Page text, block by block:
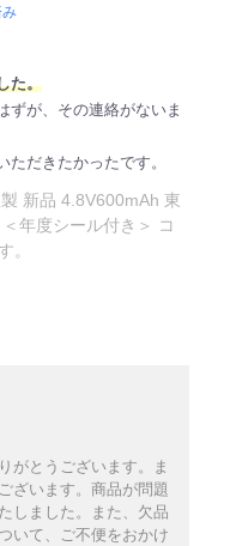
た。
ずが、その連絡がないま
だきたかったです。
新品 4.8V600mAh 東
年度シール付き＞ コ
。
がとうございます。ま
ざいます。商品が問題
しました。また、欠品
いて、ご不便をおかけ